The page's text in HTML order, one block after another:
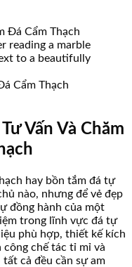
Cẩm Thạch
Vấn Và Chăm
hay bồn tắm đá tự
nào, nhưng để vẻ đẹp
đồng hành của một
trong lĩnh vực đá tự
phù hợp, thiết kế kích
chế tác tỉ mỉ và
cả đều cần sự am